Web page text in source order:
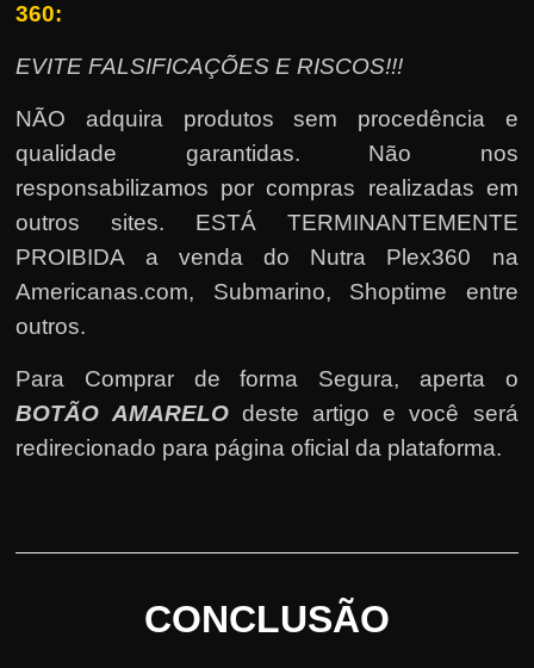
360:
EVITE FALSIFICAÇÕES E RISCOS!!!
NÃO adquira produtos sem procedência e
qualidade garantidas. Não nos
responsabilizamos por compras realizadas em
outros sites. ESTÁ TERMINANTEMENTE
PROIBIDA a venda do Nutra Plex360 na
Americanas.com, Submarino, Shoptime entre
outros.
Para Comprar de forma Segura, aperta o
BOTÃO AMARELOdeste artigo e você será
redirecionado para página oficial da plataforma.
CONCLUSÃO